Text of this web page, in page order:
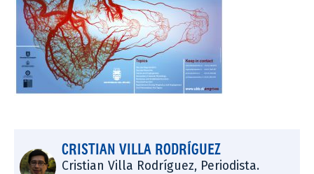
CRISTIAN VILLA RODRÍGUEZ
Cristian Villa Rodríguez, Periodista.